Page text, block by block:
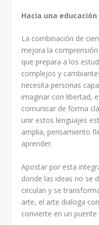
Hacia una
La combinación de
mejora la
que prepara a los
complejos y
necesita personas
imaginar con libertad,
comunicar de forma
unir estos lenguajes
amplia, pensamiento
aprender.
Apostar por esta
donde las ideas no se
circulan y se
arte, el arte dialoga
convierte en un